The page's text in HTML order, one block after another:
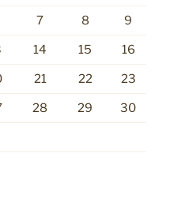
7 8 9
14 15 16
21 22 23
28 29 30